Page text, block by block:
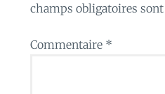
champs obligatoires
Commentaire *